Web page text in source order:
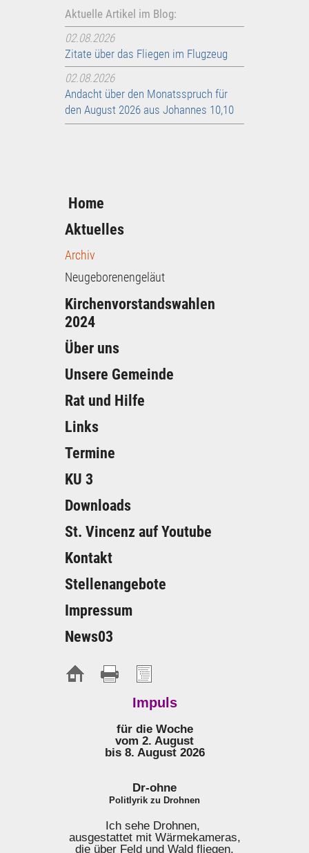
Aktuelle Artikel im Blog:
02.08.2026
Zitate über das Fliegen im Flugzeug
02.08.2026
Andacht über den Monatsspruch für
den August 2026 aus Johannes 10,10
Home
Aktuelles
Archiv
Neugeborenengeläut
Kirchenvorstandswahlen
2024
Über uns
Unsere Gemeinde
Rat und Hilfe
Links
Termine
KU 3
Downloads
St. Vincenz auf Youtube
Kontakt
Stellenangebote
Impressum
News03
Impuls
für die Woche
vom 2. August
bis 8. August 2026
Dr-ohne
Politlyrik zu Drohnen
Ich sehe Drohnen,
ausgestattet mit Wärmekameras,
die über Feld und Wald fliegen,